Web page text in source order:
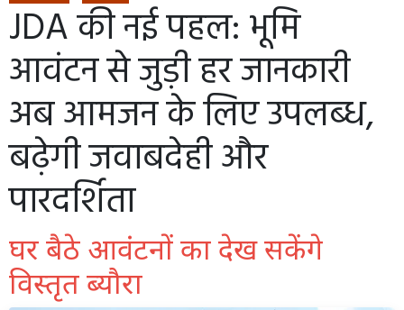
JDA की नई पहल: भूमि
आवंटन से जुड़ी हर जानकारी
अब आमजन के लिए उपलब्ध,
बढ़ेगी जवाबदेही और
पारदर्शिता
घर बैठे आवंटनों का देख सकेंगे
विस्तृत ब्यौरा